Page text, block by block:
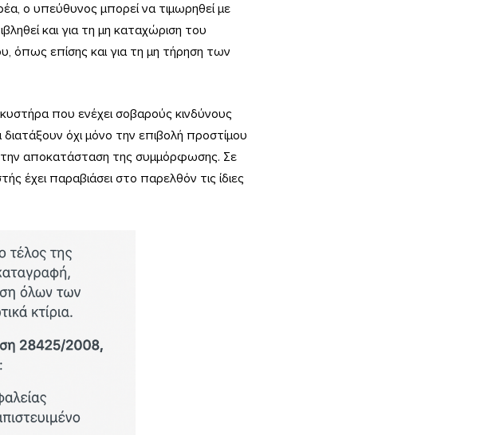
ο υπεύθυνος μπορεί να τιμωρηθεί με
και για τη μη καταχώριση του
όπως επίσης και για τη μη τήρηση των
που ενέχει σοβαρούς κινδύνους
όχι μόνο την επιβολή προστίμου
την αποκατάσταση της συμμόρφωσης. Σε
έχει παραβιάσει στο παρελθόν τις ίδιες